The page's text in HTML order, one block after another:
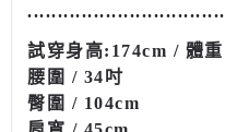
試穿身高:174cm / 體重
腰圍 / 34吋
臀圍 / 104cm